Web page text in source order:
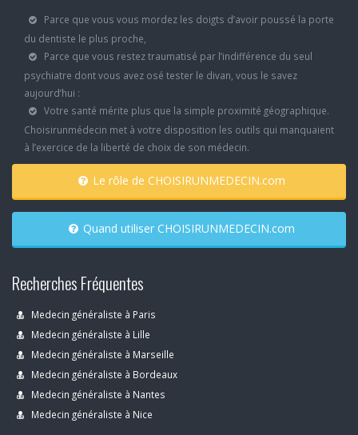
Parce que vous vous mordez les doigts d’avoir poussé la porte
du dentiste le plus proche,
Parce que vous restez traumatisé par l’indifférence du seul
psychiatre dont vous avez osé tester le divan, vous le savez
aujourd’hui :
Votre santé mérite plus que la simple proximité géographique.
Choisirunmédecin met à votre disposition les outils qui manquaient
à l’exercice de la liberté de choix de son médecin.
Le rôle de CHOISIRUNMEDECIN.com
Quand utiliser CHOISIRUNMEDECIN.com
Recherches Fréquentes
Medecin généraliste à Paris
Medecin généraliste à Lille
Medecin généraliste à Marseille
Medecin généraliste à Bordeaux
Medecin généraliste à Nantes
Medecin généraliste à Nice